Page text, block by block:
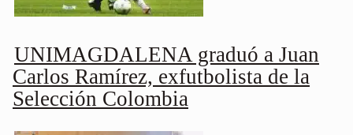
UNIMAGDALENA graduó a Juan
Carlos Ramírez, exfutbolista de la
Selección Colombia